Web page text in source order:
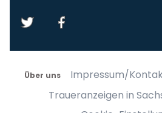
Über uns Impressum/
Traueranzeigen in